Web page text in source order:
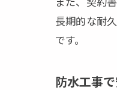
長期的な耐
です。
防水工事